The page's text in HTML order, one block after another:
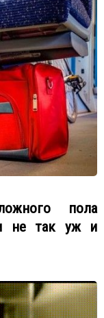
пола
не так уж и